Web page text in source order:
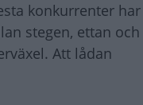
konkurrenter har
stegen, ettan och
Att lådan